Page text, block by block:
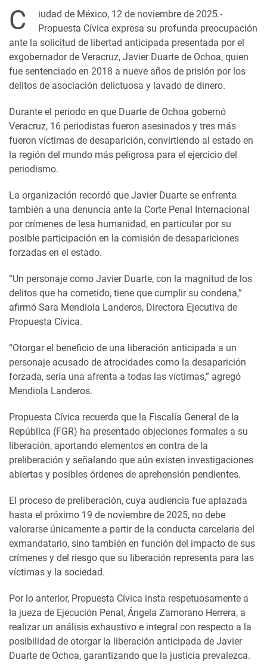
C
iudad de México, 12 de noviembre de 2025.-
Propuesta Cívica expresa su profunda preocupación
ante la solicitud de libertad anticipada presentada por el
exgobernador de Veracruz, Javier Duarte de Ochoa, quien
fue sentenciado en 2018 a nueve años de prisión por los
delitos de asociación delictuosa y lavado de dinero.
Durante el periodo en que Duarte de Ochoa gobernó
Veracruz, 16 periodistas fueron asesinados y tres más
fueron víctimas de desaparición, convirtiendo al estado en
la región del mundo más peligrosa para el ejercicio del
periodismo.
La organización recordó que Javier Duarte se enfrenta
también a una denuncia ante la Corte Penal Internacional
por crímenes de lesa humanidad, en particular por su
posible participación en la comisión de desapariciones
forzadas en el estado.
“Un personaje como Javier Duarte, con la magnitud de los
delitos que ha cometido, tiene que cumplir su condena,”
afirmó Sara Mendiola Landeros, Directora Ejecutiva de
Propuesta Cívica.
“Otorgar el beneficio de una liberación anticipada a un
personaje acusado de atrocidades como la desaparición
forzada, sería una afrenta a todas las víctimas,” agregó
Mendiola Landeros.
Propuesta Cívica recuerda que la Fiscalía General de la
República (FGR) ha presentado objeciones formales a su
liberación, aportando elementos en contra de la
preliberación y señalando que aún existen investigaciones
abiertas y posibles órdenes de aprehensión pendientes.
El proceso de preliberación, cuya audiencia fue aplazada
hasta el próximo 19 de noviembre de 2025, no debe
valorarse únicamente a partir de la conducta carcelaria del
exmandatario, sino también en función del impacto de sus
crímenes y del riesgo que su liberación representa para las
víctimas y la sociedad.
Por lo anterior, Propuesta Cívica insta respetuosamente a
la jueza de Ejecución Penal, Ángela Zamorano Herrera, a
realizar un análisis exhaustivo e integral con respecto a la
posibilidad de otorgar la liberación anticipada de Javier
Duarte de Ochoa, garantizando que la justicia prevalezca.